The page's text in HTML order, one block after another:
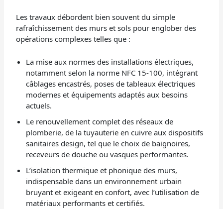
Les travaux débordent bien souvent du simple
rafraîchissement des murs et sols pour englober des
opérations complexes telles que :
La mise aux normes des installations électriques,
notamment selon la norme NFC 15-100, intégrant
câblages encastrés, poses de tableaux électriques
modernes et équipements adaptés aux besoins
actuels.
Le renouvellement complet des réseaux de
plomberie, de la tuyauterie en cuivre aux dispositifs
sanitaires design, tel que le choix de baignoires,
receveurs de douche ou vasques performantes.
L’isolation thermique et phonique des murs,
indispensable dans un environnement urbain
bruyant et exigeant en confort, avec l’utilisation de
matériaux performants et certifiés.